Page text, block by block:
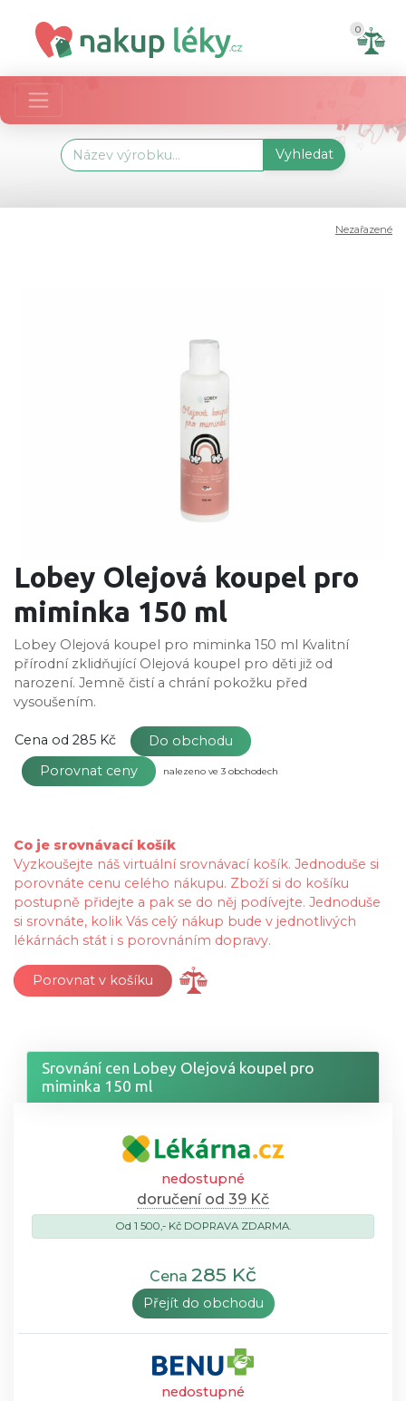
0
Vyhledat
Nezařazené
Lobey Olejová koupel pro
miminka 150 ml
Lobey Olejová koupel pro miminka 150 ml Kvalitní
přírodní zklidňující Olejová koupel pro děti již od
narození. Jemně čistí a chrání pokožku před
vysoušením.
Cena od 285 Kč
Do obchodu
Porovnat ceny
nalezeno ve 3 obchodech
Co je srovnávací košík
Vyzkoušejte náš virtuální srovnávací košík. Jednoduše si
porovnáte cenu celého nákupu. Zboží si do košíku
postupně přidejte a pak se do něj podívejte. Jednoduše
si srovnáte, kolik Vás celý nákup bude v jednotlivých
lékárnách stát i s porovnáním dopravy.
Porovnat v košíku
Srovnání cen Lobey Olejová koupel pro
miminka 150 ml
nedostupné
doručení od 39 Kč
Od 1 500,- Kč DOPRAVA ZDARMA.
Cena 285 Kč
Přejít do obchodu
nedostupné